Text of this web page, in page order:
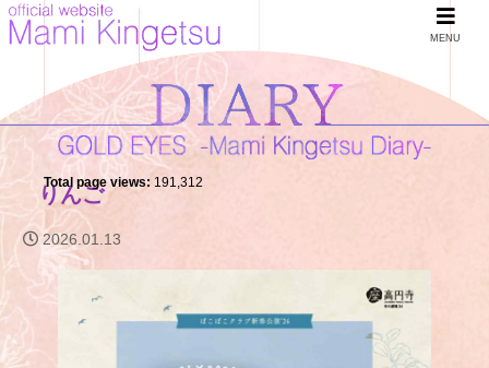
Total page views: 191,312
りんご
2026.01.13
MENU